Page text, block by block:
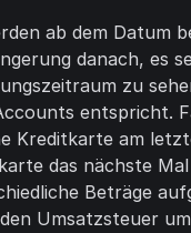
ab dem Datum
danach,
zu
am
das nächste
Beträge
Umsatzsteuer